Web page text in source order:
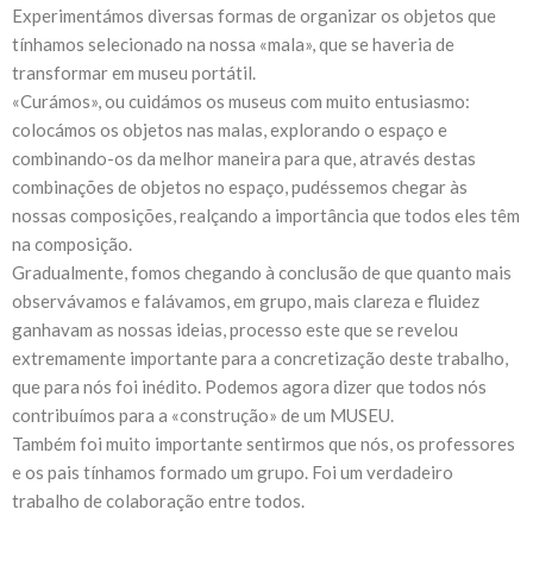
Experimentámos diversas formas de organizar os objetos que
tínhamos selecionado na nossa «mala», que se haveria de
transformar em museu portátil.
«Curámos», ou cuidámos os museus com muito entusiasmo:
colocámos os objetos nas malas, explorando o espaço e
combinando-os da melhor maneira para que, através destas
combinações de objetos no espaço, pudéssemos chegar às
nossas composições, realçando a importância que todos eles têm
na composição.
Gradualmente, fomos chegando à conclusão de que quanto mais
observávamos e falávamos, em grupo, mais clareza e fluidez
ganhavam as nossas ideias, processo este que se revelou
extremamente importante para a concretização deste trabalho,
que para nós foi inédito. Podemos agora dizer que todos nós
contribuímos para a «construção» de um MUSEU.
Também foi muito importante sentirmos que nós, os professores
e os pais tínhamos formado um grupo. Foi um verdadeiro
trabalho de colaboração entre todos.